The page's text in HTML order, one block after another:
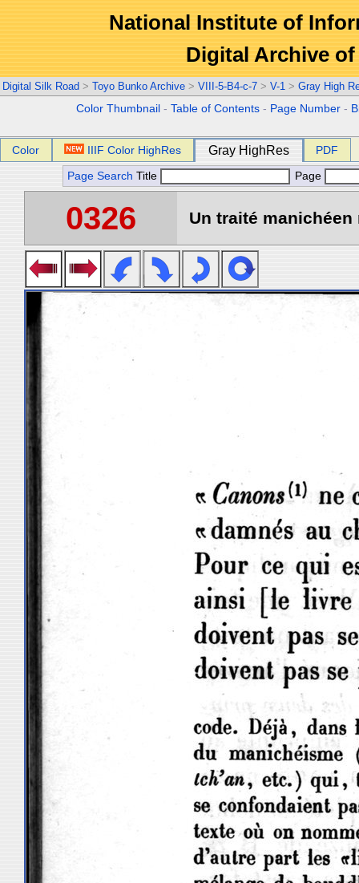
National Institute of
Digital Archive
Digital Silk Road > Toyo Bunko Archive > VIII-5-B4-c-7 > V-1 > Gray High
Color Thumbnail -Table of Contents - Page Number -
Color IIIF Color HighRes Gray HighRes PDF
Page Search Title Page
0326 Un traité